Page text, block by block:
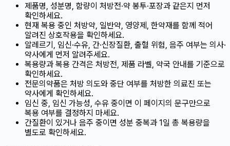
제품명, 성분명, 함량이 처방전·약 봉투·포장과 같은지 먼저
확인하세요.
현재 복용 중인 처방약, 일반약, 영양제, 한약재를 함께 적어
알려진 상호작용을 확인하세요.
알레르기, 임신·수유, 간·신장질환, 출혈 위험, 음주 여부는 의사·
약사에게 먼저 알려주세요.
복용량과 복용 간격은 처방전, 제품 라벨, 약국 안내를 기준으로
확인하세요.
전문의약품은 처방 의도와 중단 여부를 처방한 의료진 또는
약사에게 확인하세요.
임신 중, 임신 가능성, 수유 중이면 이 페이지의 문구만으로
복용 여부를 결정하지 마세요.
간질환이 있거나 음주 중이면 성분 중복과 1일 총 복용량을
별도로 확인하세요.